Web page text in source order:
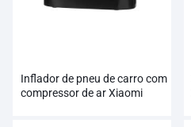
Inflador de pneu de carro com
compressor de ar Xiaomi